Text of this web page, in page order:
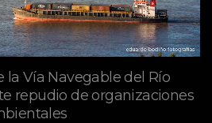
la Vía Navegable del Río
repudio de organizaciones